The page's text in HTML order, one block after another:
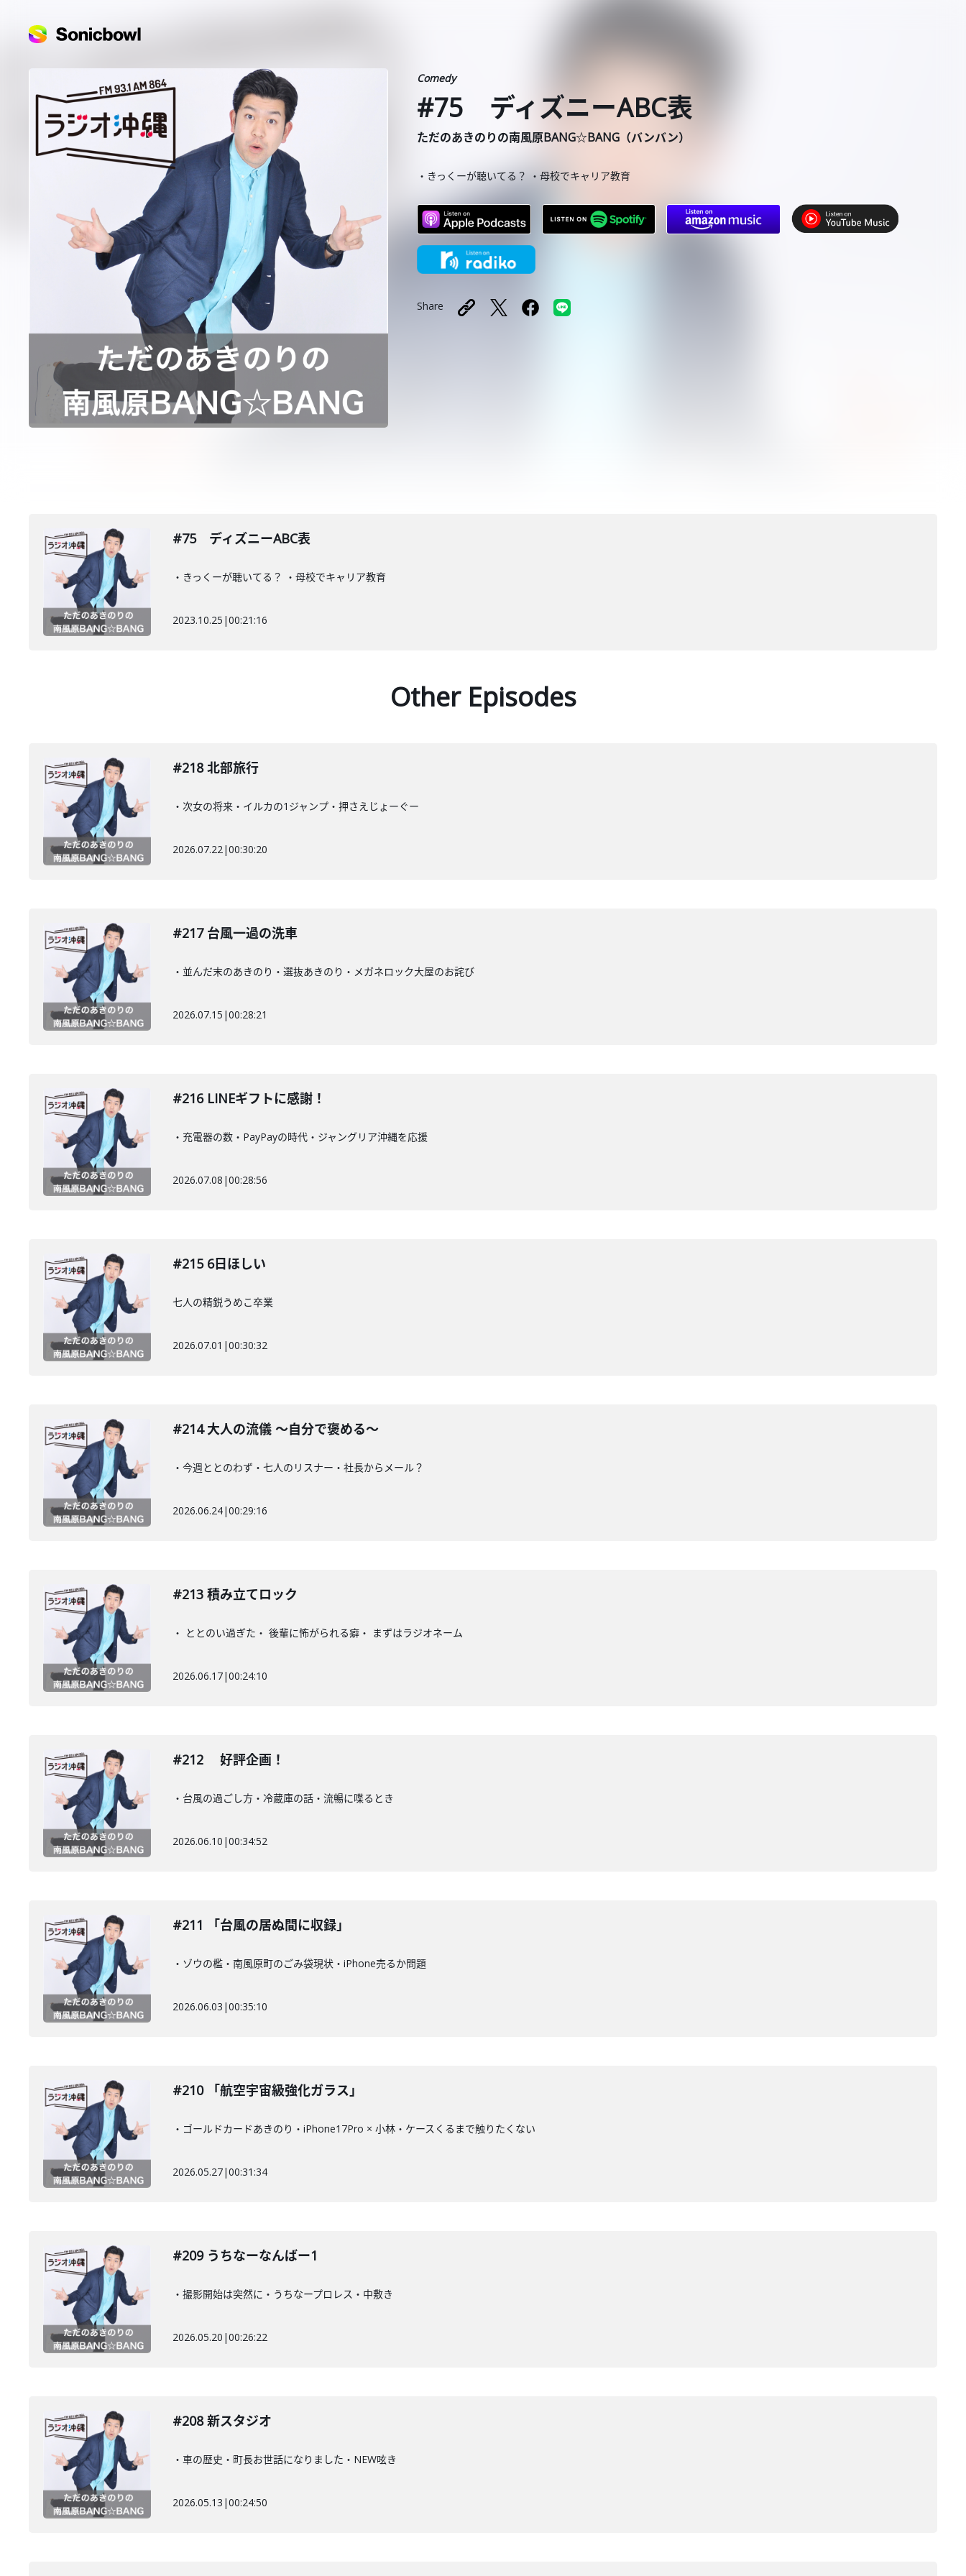
Comedy
#75 ディズニーABC表
ただのあきのりの南風原BANG☆BANG（バンバン）
・きっくーが聴いてる？ ・母校でキャリア教育
Share
#75 ディズニーABC表
・きっくーが聴いてる？ ・母校でキャリア教育
2023.10.25 |00:21:16
Other Episodes
#218 北部旅行
・次女の将来・イルカの1ジャンプ・押さえじょーぐー
2026.07.22|00:30:20
#217 台風一過の洗車
・並んだ末のあきのり・選抜あきのり・メガネロック大屋のお詫び
2026.07.15 |00:28:21
#216 LINEギフトに感謝！
・充電器の数・PayPayの時代・ジャングリア沖縄を応援
2026.07.08 |00:28:56
#215 6日ほしい
七人の精鋭うめこ卒業
2026.07.01 |00:30:32
#214 大人の流儀 〜自分で褒める〜
・今週ととのわず・七人のリスナー・社長からメール？
2026.06.24|00:29:16
#213 積み立てロック
・ ととのい過ぎた・ 後輩に怖がられる癖・ まずはラジオネーム
2026.06.17|00:24:10
#212 好評企画！
・台風の過ごし方・冷蔵庫の話・流暢に喋るとき
2026.06.10 |00:34:52
#211 「台風の居ぬ間に収録」
・ゾウの檻・南風原町のごみ袋現状・iPhone売るか問題
2026.06.03 |00:35:10
#210 「航空宇宙級強化ガラス」
・ゴールドカードあきのり・iPhone17Pro × 小林・ケースくるまで触りたくない
2026.05.27|00:31:34
#209 うちなーなんばー1
・撮影開始は突然に・うちなープロレス・中敷き
2026.05.20 |00:26:22
#208 新スタジオ
・車の歴史・町長お世話になりました・NEW呟き
2026.05.13 |00:24:50